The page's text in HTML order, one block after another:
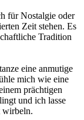
für Nostalgie oder
Zeit stehen. Es
Tradition
eine anmutige
mich wie eine
prächtigen
und ich lasse
wirbeln.